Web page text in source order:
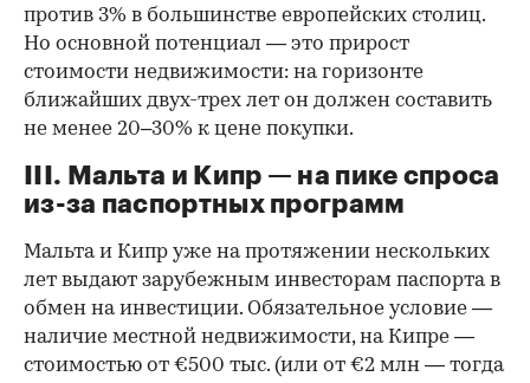
против 3% в большинстве европейских столиц.
Но основной потенциал — это прирост
стоимости недвижимости: на горизонте
ближайших двух-трех лет он должен составить
не менее 20–30% к цене покупки.
III. Мальта и Кипр — на пике спроса
из-за паспортных программ
Мальта и Кипр уже на протяжении нескольких
лет выдают зарубежным инвесторам паспорта в
обмен на инвестиции. Обязательное условие —
наличие местной недвижимости, на Кипре —
стоимостью от €500 тыс. (или от €2 млн — тогда